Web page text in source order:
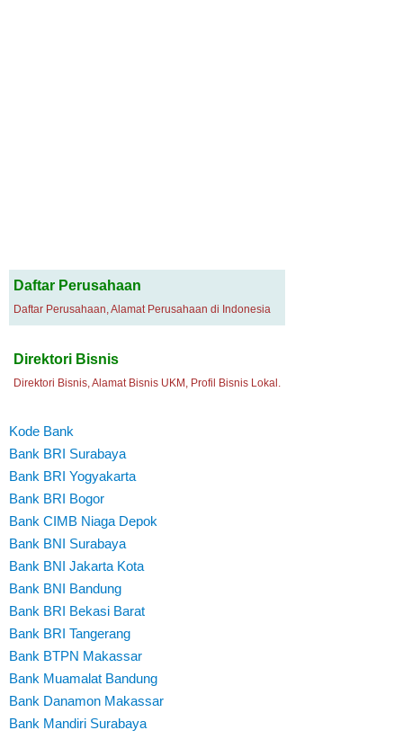
Daftar Perusahaan
Daftar Perusahaan, Alamat Perusahaan di Indonesia
Direktori Bisnis
Direktori Bisnis, Alamat Bisnis UKM, Profil Bisnis Lokal.
Kode Bank
Bank BRI Surabaya
Bank BRI Yogyakarta
Bank BRI Bogor
Bank CIMB Niaga Depok
Bank BNI Surabaya
Bank BNI Jakarta Kota
Bank BNI Bandung
Bank BRI Bekasi Barat
Bank BRI Tangerang
Bank BTPN Makassar
Bank Muamalat Bandung
Bank Danamon Makassar
Bank Mandiri Surabaya